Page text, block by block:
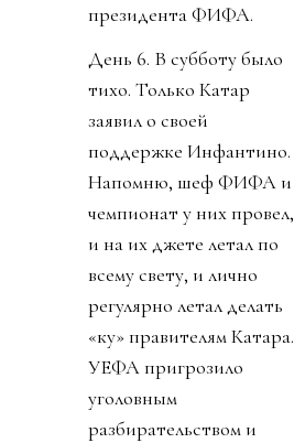
президента ФИФА.
День 6. В субботу было
тихо. Только Катар
заявил о своей
поддержке Инфантино.
Напомню, шеф ФИФА и
чемпионат у них провел,
и на их джете летал по
всему свету, и лично
регулярно летал делать
«ку» правителям Катара.
УЕФА пригрозило
уголовным
разбирательством и